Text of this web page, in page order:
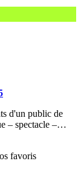
d'un public de
– spectacle –…